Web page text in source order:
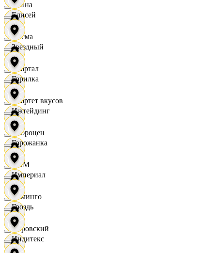
Диана
Дисма
Квартал
Квартет вкусов
Доброцен
ДОМ
Доминго
Кировский
Елисей
Звездный
Горилка
Ижтейдинг
Горожанка
Империал
Гроздь
Индитекс